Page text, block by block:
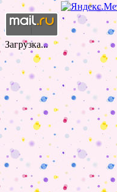
Загрузка...